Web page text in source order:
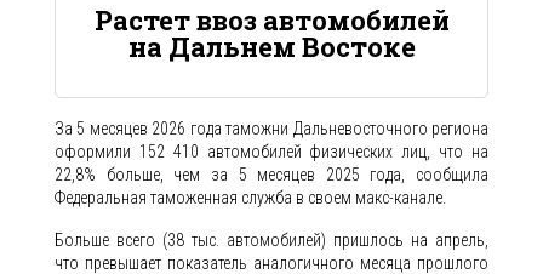
Растет ввоз автомобилей
на Дальнем Востоке
За 5 месяцев 2026 года таможни Дальневосточного региона
оформили 152 410 автомобилей физических лиц, что на
22,8% больше, чем за 5 месяцев 2025 года, сообщила
Федеральная таможенная служба в своем макс-канале.
Больше всего (38 тыс. автомобилей) пришлось на апрель,
что превышает показатель аналогичного месяца прошлого